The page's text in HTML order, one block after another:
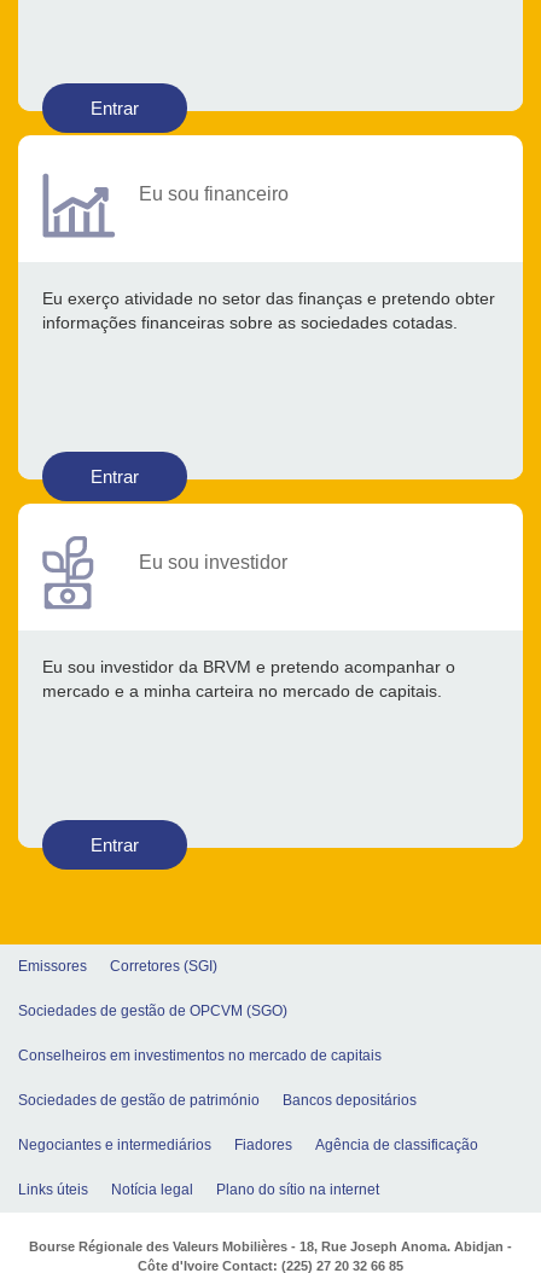
Entrar
Eu sou financeiro
Eu exerço atividade no setor das finanças e pretendo obter
informações financeiras sobre as sociedades cotadas.
Entrar
Eu sou investidor
Eu sou investidor da BRVM e pretendo acompanhar o
mercado e a minha carteira no mercado de capitais.
Entrar
Emissores Corretores (SGI)
Sociedades de gestão de OPCVM (SGO)
Conselheiros em investimentos no mercado de capitais
Sociedades de gestão de património Bancos depositários
Negociantes e intermediários Fiadores Agência de classificação
Links úteis Notícia legal Plano do sítio na internet
Bourse Régionale des Valeurs Mobilières - 18, Rue Joseph Anoma. Abidjan -
Côte d'Ivoire Contact: (225) 27 20 32 66 85